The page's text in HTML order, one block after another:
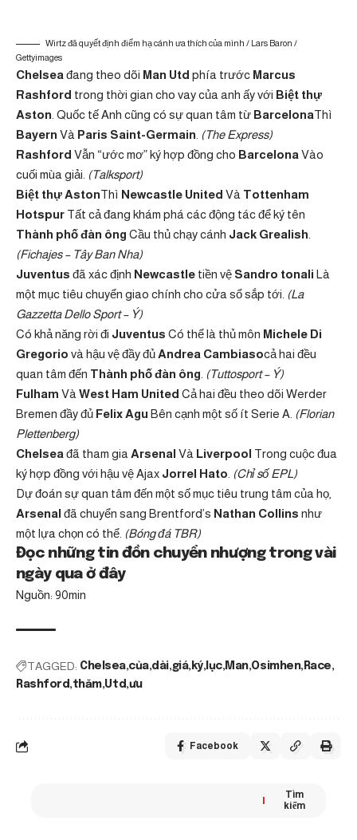
Wirtz đã quyết định điểm hạ cánh ưa thích của mình / Lars Baron /
Gettyimages
Chelsea đang theo dõi Man Utd phía trước Marcus
Rashford trong thời gian cho vay của anh ấy với Biệt thự
Aston . Quốc tế Anh cũng có sự quan tâm từ BarcelonaThì
Bayern Và Paris Saint-Germain (The Express)
Rashford Vẫn “ước mơ” ký hợp đồng cho Barcelona Vào
cuối mùa giải. (Talksport)
Biệt thự AstonThì Newcastle United Và Tottenham
Hotspur Tất cả đang khám phá các động tác để ký tên
Thành phố đàn ông Cầu thủ chạy cánh Jack Grealish
(Fichajes – Tây Ban Nha)
Juventus đã xác định Newcastle tiền vệ Sandro tonali Là
một mục tiêu chuyển giao chính cho cửa sổ sắp tới. (La
Gazzetta Dello Sport – Ý)
Có khả năng rời đi Juventus Có thể là thủ môn Michele Di
Gregorio và hậu vệ đầy đủ Andrea Cambiasocả hai đều
quan tâm đến Thành phố đàn ông (Tuttosport – Ý)
Fulham Và West Ham United Cả hai đều theo dõi Werder
Bremen đầy đủ Felix Agu Bên cạnh một số ít Serie A. (Florian
Plettenberg)
Chelsea đã tham gia Arsenal Và Liverpool Trong cuộc đua
ký hợp đồng với hậu vệ Ajax Jorrel Hato (Chỉ số EPL)
Dự đoán sự quan tâm đến một số mục tiêu trung tâm của họ,
Arsenal đã chuyển sang Brentford’s Nathan Collins như
một lựa chọn có thể. (Bóng đá TBR)
Đọc những tin đồn chuyển nhượng trong vài
ngày qua ở đây
Nguồn: 90min
TAGGED: Chelsea của dài giá ký lục Man Osimhen Race
Rashford thăm Utd ưu
Facebook
Tìm
kiếm